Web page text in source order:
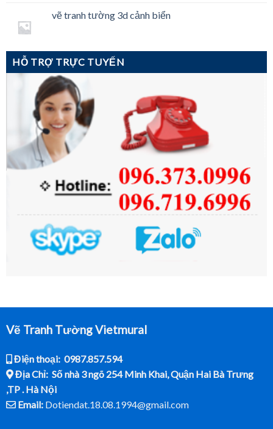
vẽ tranh tường 3d cảnh biển
HỖ TRỢ TRỰC TUYẾN
Vẽ Tranh Tường Vietmural
Điện thoại: 0987.857.594
Địa Chỉ: Số nhà 3 ngõ 254 Minh Khai, Quận Hai Bà Trưng
,TP . Hà Nội
Email:Dotiendat.18.08.1994@gmail.com